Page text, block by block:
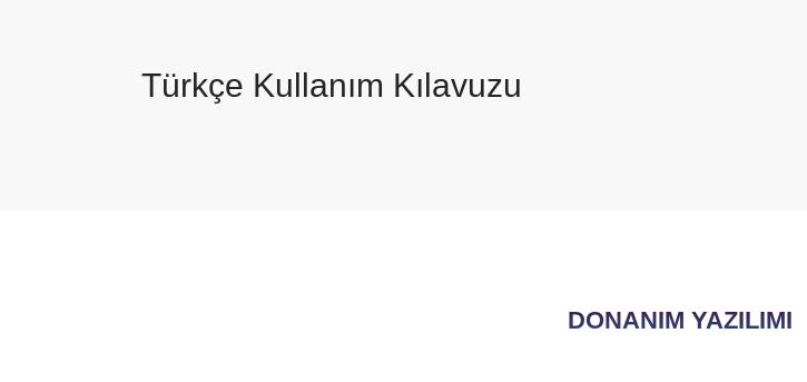
Türkçe Kullanım Kılavuzu
DONANIM YAZILIMI